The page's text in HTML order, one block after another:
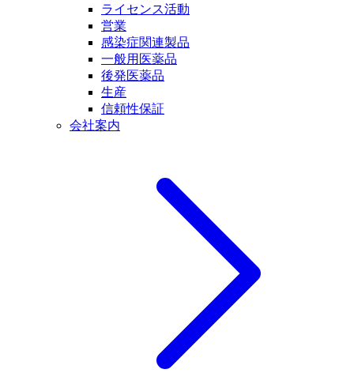
ライセンス活動
営業
感染症関連製品
一般用医薬品
後発医薬品
生産
信頼性保証
会社案内